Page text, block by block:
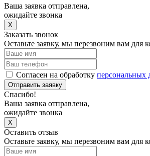
Ваша заявка отправлена,
ожидайте звонка
X
Заказать звонок
Оставьте заявку, мы перезвоним вам для
Согласен на обработку персональных
Отправить заявку
Спасибо!
Ваша заявка отправлена,
ожидайте звонка
X
Оставить отзыв
Оставьте заявку, мы перезвоним вам для